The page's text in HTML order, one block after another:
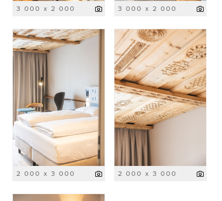
3 000 x 2 000 3 000 x 2 000
2 000 x 3 000 2 000 x 3 000